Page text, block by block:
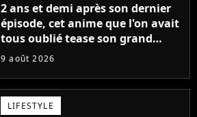
2 ans et demi après son dernier
épisode, cet anime que l'on avait
tous oublié tease son grand
retour
9 août 2026
LIFESTYLE